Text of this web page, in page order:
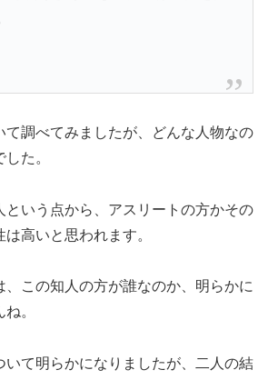
て調べてみましたが、どんな人物なの
た。
という点から、アスリートの方かその
高いと思われます。
、この知人の方が誰なのか、明らかに
。
いて明らかになりましたが、二人の結